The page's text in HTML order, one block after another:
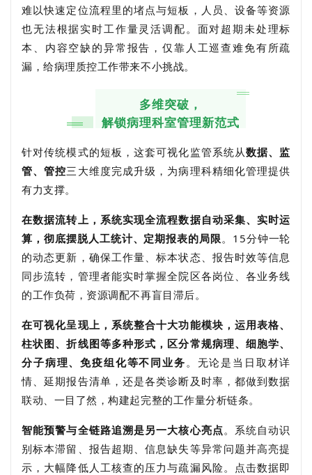
难以快速定位流程里的堵点与短板，人员、设备等资源
也无法根据实时工作量灵活调配。面对超期未处理标
本、内容空缺的异常报告，仅靠人工巡查难免有所疏
漏，给病理质控工作带来不小挑战。
多维突破，
解锁病理科室管理新范式
针对传统模式的短板，这套可视化监管系统从数据、监
管、管控三大维度完成升级，为病理科精细化管理提供
有力支撑。
在数据流转上，系统实现全流程数据自动采集、实时运
算，彻底摆脱人工统计、定期报表的局限 。15分钟一轮
的动态更新，确保工作量、标本状态、报告时效等信息
同步流转，管理者能实时掌握全院区各岗位、各业务线
的工作负荷，资源调配不再盲目滞后。
在可视化呈现上，系统整合十大功能模块，运用表格、
柱状图、折线图等多种形式，区分常规病理、细胞学、
分子病理、免疫组化等不同业务 。无论是当日取材详
情、延期报告清单，还是各类诊断及时率，都做到数据
联动、一目了然，构建起完整的工作量分析链条。
智能预警与全链路追溯是另一大核心亮点。系统自动识
别标本滞留、报告超期、信息缺失等异常问题并高亮提
示，大幅降低人工核查的压力与疏漏风险。点击数据即